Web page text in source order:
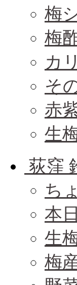
梅
梅
カ
そ
赤
生
荻窪
ち
本
生
梅